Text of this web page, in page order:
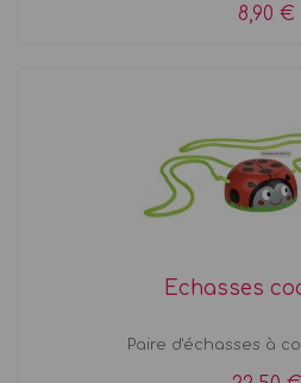
8,90 €
Echasses
Paire d'échasses à